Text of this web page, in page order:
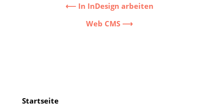
⟵ In InDesign arbeiten
Web CMS ⟶
Startseite